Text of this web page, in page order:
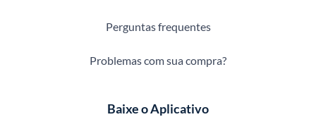
Perguntas frequentes
Problemas com sua compra?
Baixe o Aplicativo